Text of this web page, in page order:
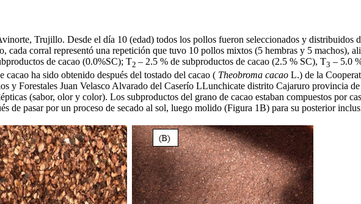
Trujillo. Desde el día 10 (edad) todos los pollos fueron seleccionados y distribuidos
cada corral representó una repetición que tuvo 10 pollos mixtos (5 hembras y 5 machos),
de cacao (0.0%SC); T2 – 2.5 % de subproductos de cacao (2.5 % SC), T3 – 5.0
ha sido obtenido después del tostado del cacao ( Theobroma cacao L.) de la
Forestales Juan Velasco Alvarado del Caserío LLunchicate distrito Cajaruro provincia
(sabor, olor y color). Los subproductos del grano de cacao estaban compuestos por
de pasar por un proceso de secado al sol, luego molido (Figura 1B) para su posterior